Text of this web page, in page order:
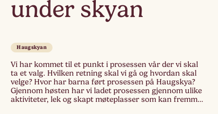
under skyan
Haugskyan
Vi har kommet til et punkt i prosessen vår der vi skal
ta et valg. Hvilken retning skal vi gå og hvordan skal
velge? Hvor har barna ført prosessen på Haugskya?
Gjennom høsten har vi ladet prosessen gjennom ulike
aktiviteter, lek og skapt møteplasser som kan fremme